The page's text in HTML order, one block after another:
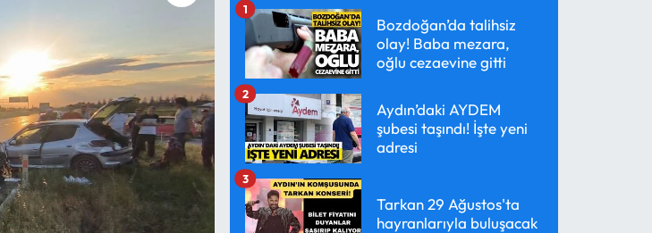
Bozdoğan’da talihsiz
olay! Baba mezara,
oğlu cezaevine gitti
1
Aydın’daki AYDEM
şubesi taşındı! İşte yeni
adresi
2
Tarkan 29 Ağustos'ta
hayranlarıyla buluşacak
3